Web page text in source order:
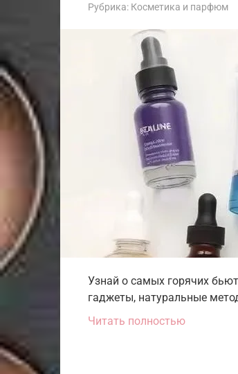
Рубрика: Косметика и парфюм
Узнай о самых горячих
гаджеты, натуральные
Читать полностью